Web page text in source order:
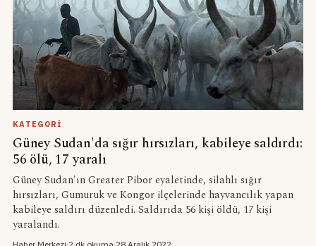
KATEGORI
Güney Sudan'da sığır hırsızları, kabileye saldırdı:
56 ölü, 17 yaralı
Güney Sudan'ın Greater Pibor eyaletinde, silahlı sığır
hırsızları, Gumuruk ve Kongor ilçelerinde hayvancılık yapan
kabileye saldırı düzenledi. Saldırıda 56 kişi öldü, 17 kişi
yaralandı.